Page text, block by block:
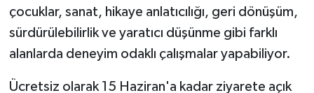
çocuklar, sanat, hikaye anlatıcılığı, geri dönüşüm,
sürdürülebilirlik ve yaratıcı düşünme gibi farklı
alanlarda deneyim odaklı çalışmalar yapabiliyor.
Ücretsiz olarak 15 Haziran'a kadar ziyarete açık